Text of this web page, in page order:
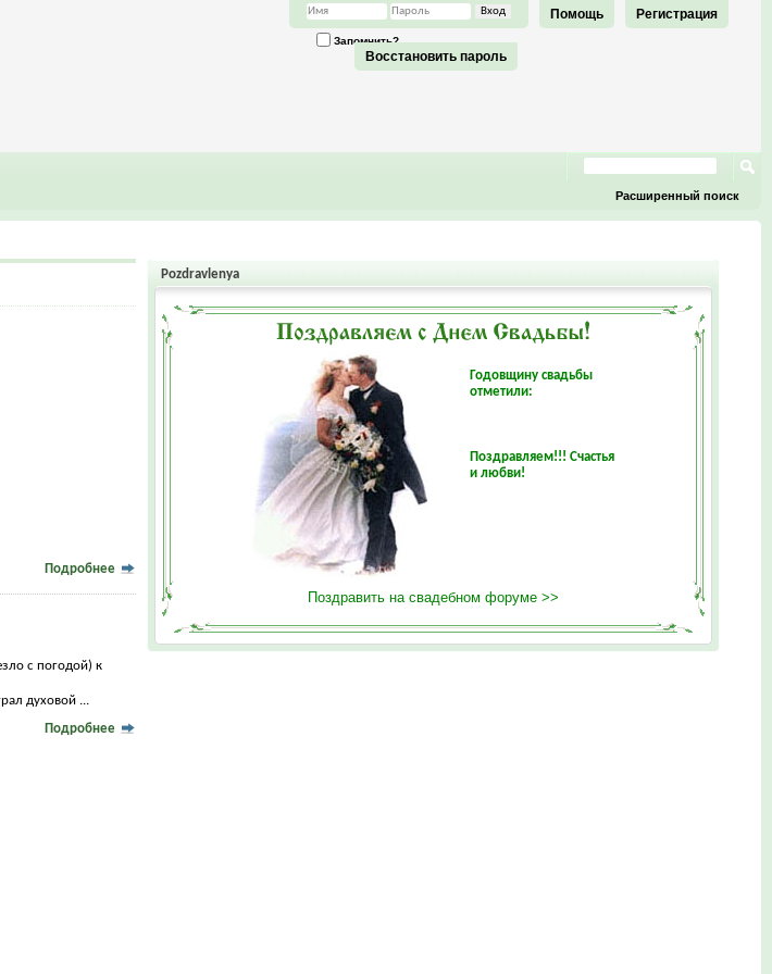
Регистрация
Помощь
Запомнить?
Восстановить пароль
Расширенный поиск
Подробнее
с погодой) к
духовой ...
Подробнее
Pozdravlenya
Годовщину свадьбы
отметили:
Поздравляем!!! Счастья
и любви!
Поздравить на свадебном форуме >>